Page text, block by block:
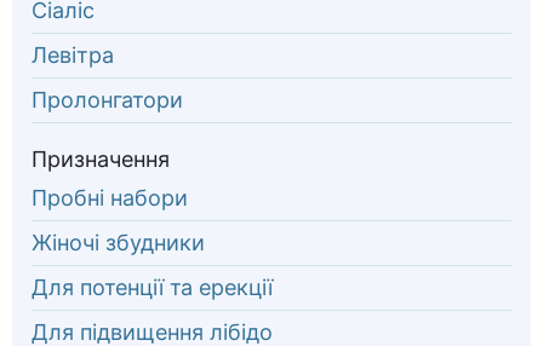
Сіаліс
Левітра
Пролонгатори
Призначення
Пробні набори
Жіночі збудники
Для потенції та ерекції
Для підвищення лібідо